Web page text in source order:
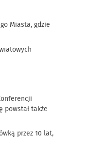
Miasta, gdzie
powstał także
przez 10 lat,